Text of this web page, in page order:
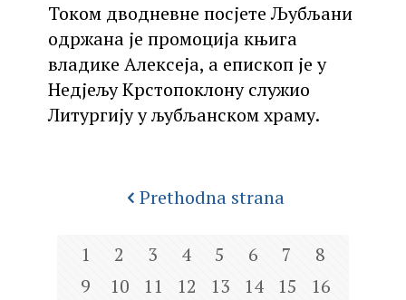
Током дводневне посјете Љубљани
одржана је промоција књига
владике Алексеја, а епископ је у
Недјељу Крстопоклону служио
Литургију у љубљанском храму.
Prethodna strana
1 2 3 4 5 6 7
8
9
10 11 12 13 14 15
16